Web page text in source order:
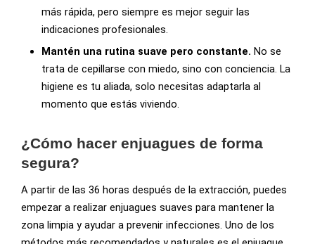
más rápida, pero siempre es mejor seguir las
indicaciones profesionales.
Mantén una rutina suave pero constante. No se
trata de cepillarse con miedo, sino con conciencia. La
higiene es tu aliada, solo necesitas adaptarla al
momento que estás viviendo.
¿Cómo hacer enjuagues de forma
segura?
A partir de las 36 horas después de la extracción, puedes
empezar a realizar enjuagues suaves para mantener la
zona limpia y ayudar a prevenir infecciones. Uno de los